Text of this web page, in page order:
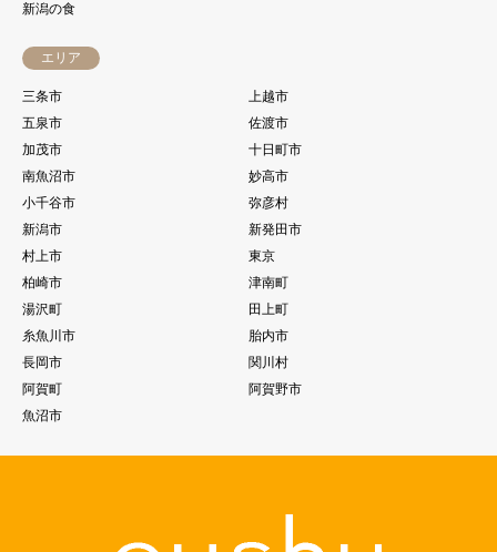
新潟の食
エリア
三条市
上越市
五泉市
佐渡市
加茂市
十日町市
南魚沼市
妙高市
小千谷市
弥彦村
新潟市
新発田市
村上市
東京
柏崎市
津南町
湯沢町
田上町
糸魚川市
胎内市
長岡市
関川村
阿賀町
阿賀野市
魚沼市